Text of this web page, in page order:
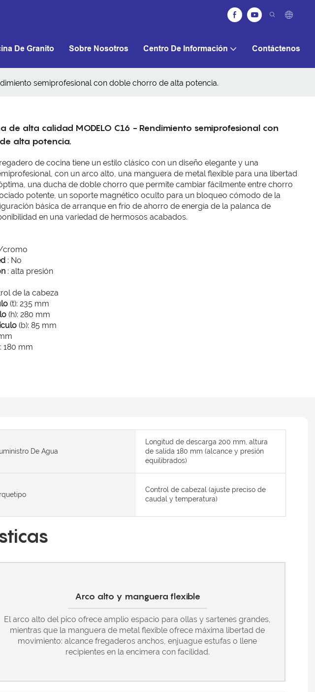
De Granito Sobre Nosotros Centro De Información Contáctenos
semiprofesional con doble chorro de alta potencia.
de alta calidad MODELO C16 - Rendimiento semiprofesional con
alta potencia.
de cocina tiene un estilo clásico con un diseño elegante y una
con un arco alto, una manguera de metal flexible para una libertad
una ducha de doble chorro que permite cambiar fácilmente entre chorro
potente, un soporte magnético oculto para un bloqueo cómodo de la
básica de arranque en frío de ahorro de energía de la palanca de
en una variedad de hermosos acabados.
cromo
: No
: alta presión
de la cabeza
(t): 235 mm
(h): 280 mm
(b): 85 mm
: 180 mm
De Agua
Longitud de descarga 200 mm, altura
de salida 180 mm (alcance y presión
equilibrados)
Control de cabezal (ajuste preciso de
caudal y temperatura)
Arco alto y manguera flexible
El arco alto del pico ofrece amplio espacio para ollas y sartenes grandes,
mientras que la manguera de metal flexible ofrece máxima libertad de
movimiento: alcance fregaderos anchos, enjuague estufas o llene
recipientes en la encimera con facilidad.